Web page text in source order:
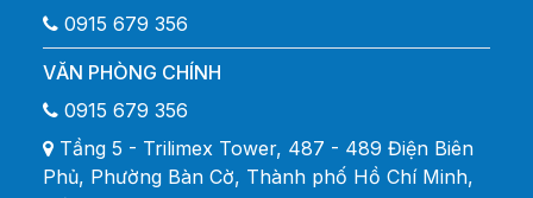
0915 679 356
VĂN PHÒNG CHÍNH
0915 679 356
Tầng 5 - Trilimex Tower, 487 - 489 Điện Biên
Phủ, Phường Bàn Cờ, Thành phố Hồ Chí Minh,